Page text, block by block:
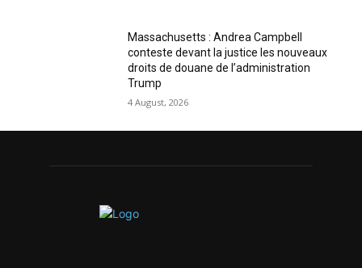
Massachusetts : Andrea Campbell
conteste devant la justice les nouveaux
droits de douane de l’administration
Trump
4 August, 2026